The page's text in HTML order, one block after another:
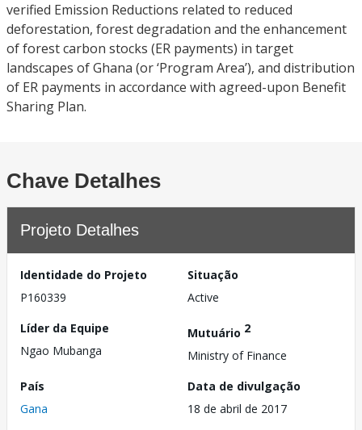
verified Emission Reductions related to reduced
deforestation, forest degradation and the enhancement
of forest carbon stocks (ER payments) in target
landscapes of Ghana (or ‘Program Area’), and distribution
of ER payments in accordance with agreed-upon Benefit
Sharing Plan.
Chave Detalhes
Projeto Detalhes
Identidade do Projeto
P160339
Situação
Active
Líder da Equipe
Ngao Mubanga
Mutuário 2
Ministry of Finance
País
Gana
Data de divulgação
18 de abril de 2017